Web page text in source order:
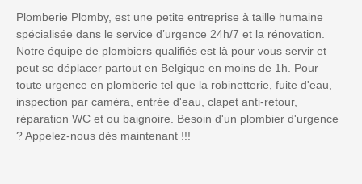
Plomberie Plomby, est une petite entreprise à taille humaine
spécialisée dans le service d’urgence 24h/7 et la rénovation.
Notre équipe de plombiers qualifiés est là pour vous servir et
peut se déplacer partout en Belgique en moins de 1h. Pour
toute urgence en plomberie tel que la robinetterie, fuite d'eau,
inspection par caméra, entrée d'eau, clapet anti-retour,
réparation WC et ou baignoire. Besoin d'un plombier d'urgence
? Appelez-nous dès maintenant !!!